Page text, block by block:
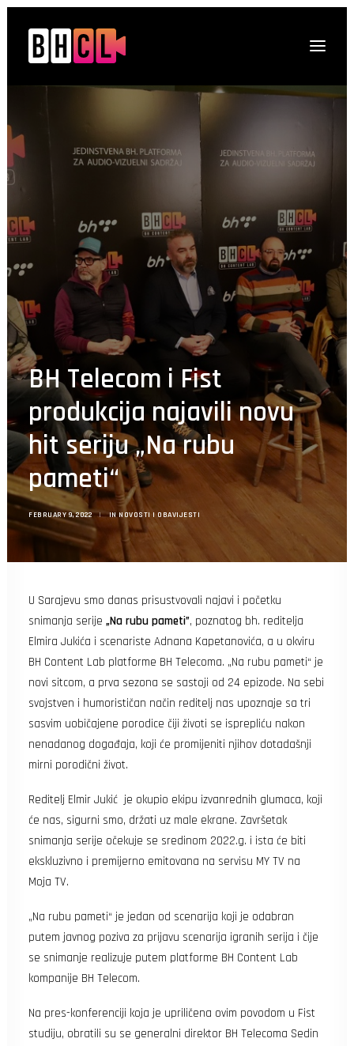
Naslovna
O platformi
Multimedija
Novosti
DRUGI O NAMA
Kontakt
Search
BH Telecom i Fist
produkcija najavili novu
hit seriju „Na rubu
pameti“
FEBRUARY 9, 2022 | IN NOVOSTI I OBAVIJESTI
U Sarajevu smo danas prisustvovali najavi i početku
snimanja serije „Na rubu pameti”, poznatog bh. reditelja
Elmira Jukića i scenariste Adnana Kapetanovića, a u okviru
BH Content Lab platforme BH Telecoma. „Na rubu pameti“ je
novi sitcom, a prva sezona se sastoji od 24 epizode. Na sebi
svojstven i humorističan način reditelj nas upoznaje sa tri
sasvim uobičajene porodice čiji životi se isprepliću nakon
nenadanog događaja, koji će promijeniti njihov dotadašnji
mirni porodični život.
Reditelj Elmir Jukić je okupio ekipu izvanrednih glumaca, koji
će nas, sigurni smo, držati uz male ekrane. Završetak
snimanja serije očekuje se sredinom 2022.g. i ista će biti
ekskluzivno i premijerno emitovana na servisu MY TV na
Moja TV.
„Na rubu pameti“ je jedan od scenarija koji je odabran
putem javnog poziva za prijavu scenarija igranih serija i čije
se snimanje realizuje putem platforme BH Content Lab
kompanije BH Telecom.
Na pres-konferenciji koja je upriličena ovim povodom u Fist
studiju, obratili su se generalni direktor BH Telecoma Sedin